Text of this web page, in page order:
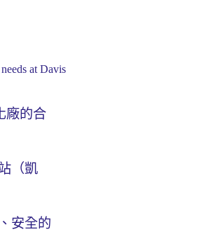
廠的合
（凱
安全的